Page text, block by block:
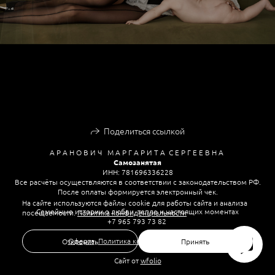
Поделиться ссылкой
А Р А Н О В И Ч М А Р Г А Р И Т А С Е Р Г Е Е В Н А
Самозанятая
ИНН: 781696336228
Все расчёты осуществляются в соответствии с законодательством РФ.
После оплаты формируется электронный чек.
Семейные истории о любви, тепле и настоящих моментах
+7 965 793 73 82
Оферта,Политика конфиденциальности
Сайт отwfolio
На сайте используются файлы cookie для работы сайта и анализа
посещаемости.Политика конфиденциальности
Отклонить Принять